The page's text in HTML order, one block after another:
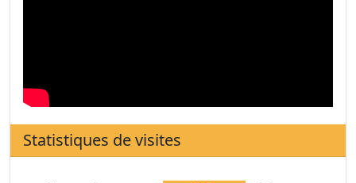
Statistiques de visites